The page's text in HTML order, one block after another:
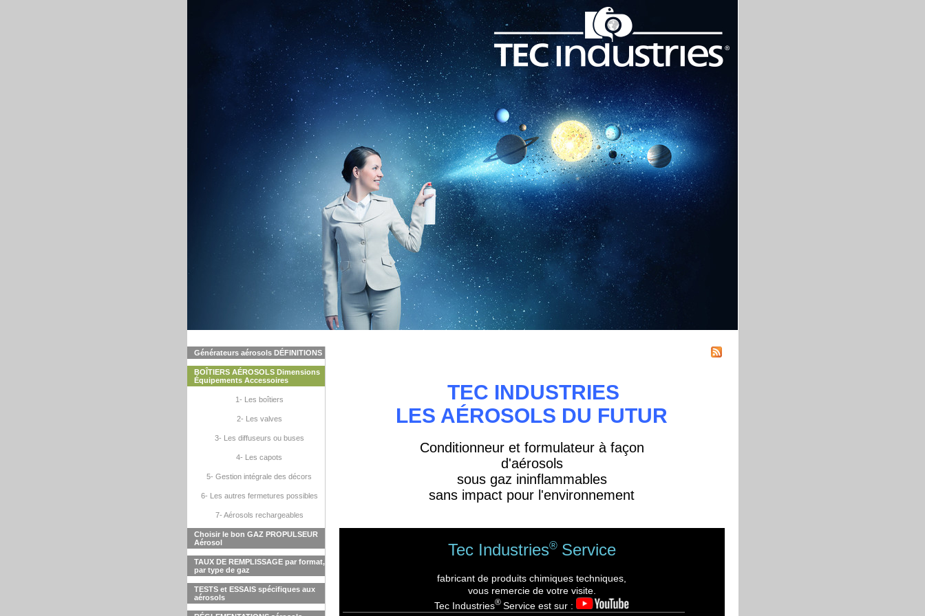
Générateurs aérosols DÉFINITIONS
BOÎTIERS AÉROSOLS Dimensions
Équipements Accessoires
1- Les boîtiers
2- Les valves
3- Les diffuseurs ou buses
4- Les capots
5- Gestion intégrale des décors
6- Les autres fermetures possibles
7- Aérosols rechargeables
Choisir le bon GAZ PROPULSEUR
Aérosol
TAUX DE REMPLISSAGE par format,
par type de gaz
TESTS et ESSAIS spécifiques aux
aérosols
TEC INDUSTRIES
LES AÉROSOLS DU FUTUR
Conditionneur et formulateur à façon
d'aérosols
sous gaz ininflammables
sans impact pour l'environnement
Tec Industries® Service
fabricant de produits chimiques techniques,
vous remercie de votre visite.
Tec Industries® Service est sur :